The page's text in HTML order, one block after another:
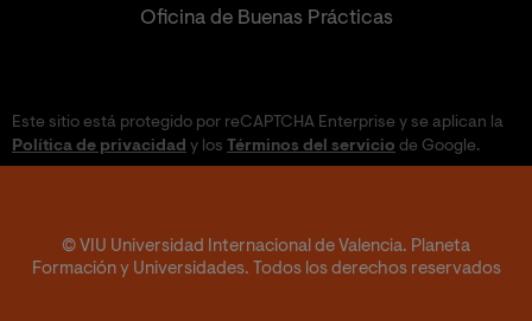
Oficina de Buenas Prácticas
Este sitio está protegido por reCAPTCHA Enterprise y se aplican la
Política de privacidad y los Términos del servicio de Google.
© VIU Universidad Internacional de Valencia. Planeta
Formación y Universidades. Todos los derechos reservados